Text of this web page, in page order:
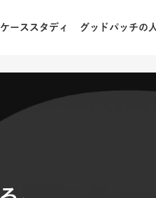
ケーススタディ グッドパッチの